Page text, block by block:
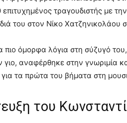
τραγουδιστής με
του στον Νίκο Χατζηνικολάου
πιο όμορφα λόγια στη σύζυγό
γιο, αναφέρθηκε στην γνωριμία
τα πρώτα του βήματα στη
του